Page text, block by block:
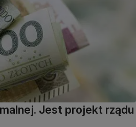
Jest projekt rządu